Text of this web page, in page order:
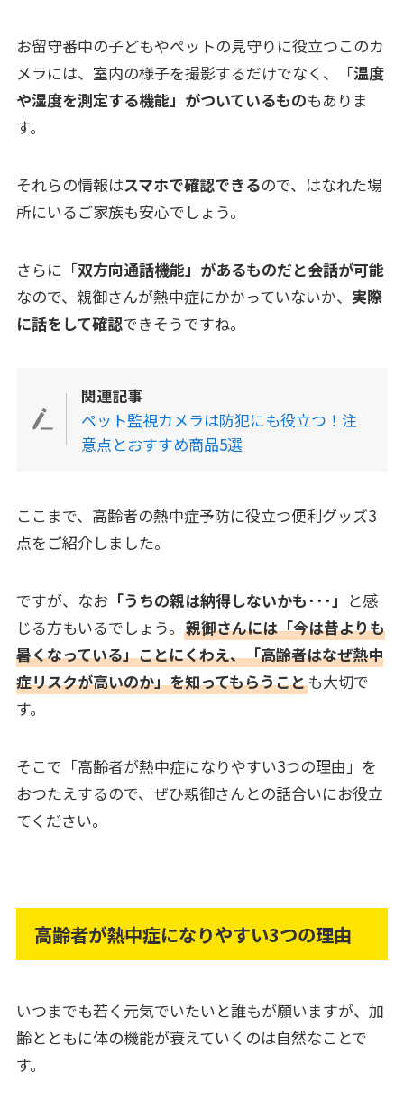
お留守番中の子どもやペットの見守りに役立つこのカ
メラには、室内の様子を撮影するだけでなく、「温度
や湿度を測定する機能」がついているものもありま
す。
それらの情報はスマホで確認できるので、はなれた場
所にいるご家族も安心でしょう。
さらに「双方向通話機能」があるものだと会話が可能
なので、親御さんが熱中症にかかっていないか、 実際
に話をして確認できそうですね。
関連記事
ペット監視カメラは防犯にも役立つ！注
意点とおすすめ商品5選
ここまで、高齢者の熱中症予防に役立つ便利グッズ3
点をご紹介しました。
ですが、なお 「うちの親は納得しないかも･･･」 と感
じる方もいるでしょう。 親御さんには「今は昔よりも
暑くなっている」ことにくわえ、「高齢者はなぜ熱中
症リスクが高いのか」を知ってもらうことも大切で
す。
そこで「高齢者が熱中症になりやすい3つの理由」を
おつたえするので、ぜひ親御さんとの話合いにお役立
てください。
高齢者が熱中症になりやすい3つの理由
いつまでも若く元気でいたいと誰もが願いますが、加
齢とともに体の機能が衰えていくのは自然なことで
す。